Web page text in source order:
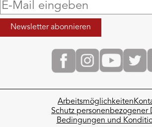
Arbeitsmöglichkeiten
Schutz personenbezogener
Bedingungen und